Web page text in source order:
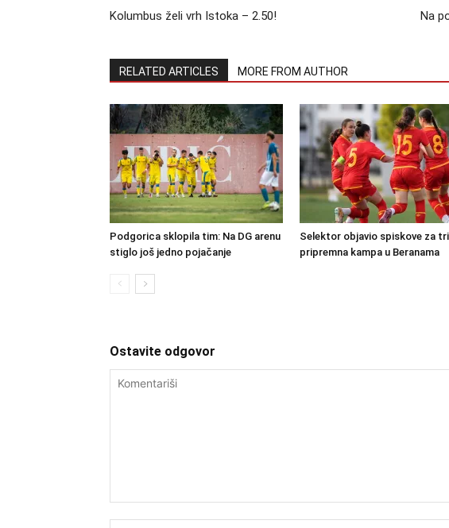
Kolumbus želi vrh Istoka – 2.50! Na
RELATED ARTICLES MORE FROM AUTHOR
Podgorica sklopila tim: Na DG arenu
stiglo još jedno pojačanje
Selektor objavio spiskove za tri
pripremna kampa u Beranama
Ostavite odgovor